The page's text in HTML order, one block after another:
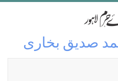
صدیق بخاری